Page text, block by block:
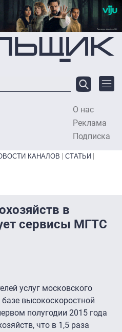
О нас
Реклама
Подписка
КАНАЛОВ
СТАТЬИ
в
сервисы МГТС
услуг московского
высокоскоростной
полугодии 2015 года
что в 1,5 раза